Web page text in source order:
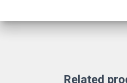
Related